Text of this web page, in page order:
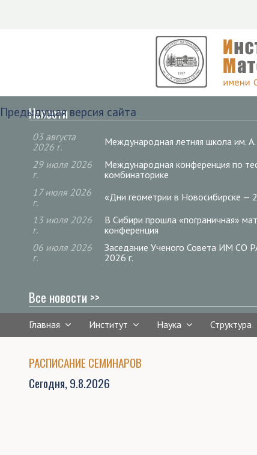
Предыдущая версия сайта
Новости
03 августа
2026 г.
Международная летняя школа им.
29 июля 2026
г.
Международная конференция по
комбинаторике
17 июля 2026
г.
«Дни геометрии в Новосибирске —
13 июля 2026
г.
В Сибири прошла «пограничная»
конференция
06 июля 2026
г.
Заседание Ученого Совета ИМ СО
2026 г.
Все новости >>
Главная Институт Наука Структура
РАСПИСАНИЕ СЕМИНАРОВ
Сегодня, 9.8.2026